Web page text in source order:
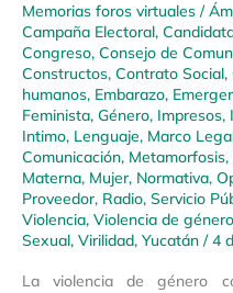
Memorias foros virtuales /
Campaña Electoral,
Congreso, Consejo de
Constructos, Contrato Social,
humanos, Embarazo,
Feminista, Género, Impresos,
Intimo, Lenguaje, Marco
Comunicación, Metamorfosis,
Materna, Mujer, Normativa,
Proveedor, Radio, Servicio
Violencia, Violencia de género
Sexual, Virilidad, Yucatán /4
La violencia de género